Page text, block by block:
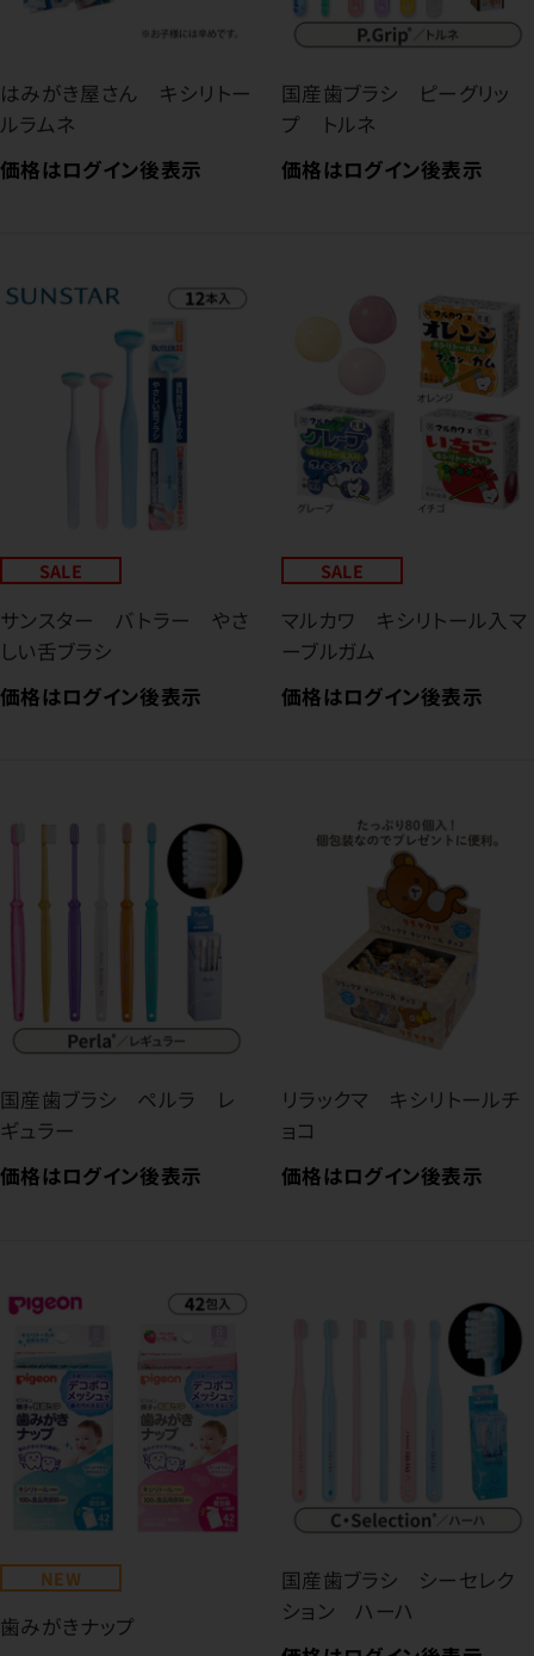
はみがき屋さん キシリトー
ルラムネ
価格はログイン後表示
国産歯ブラシ ピーグリッ
プ トルネ
価格はログイン後表示
SALE
サンスター バトラー やさ
しい舌ブラシ
価格はログイン後表示
SALE
マルカワ キシリトール入マ
ーブルガム
価格はログイン後表示
国産歯ブラシ ペルラ レ
ギュラー
価格はログイン後表示
リラックマ キシリトールチ
ョコ
価格はログイン後表示
NEW
歯みがきナップ
国産歯ブラシ シーセレク
ション ハーハ